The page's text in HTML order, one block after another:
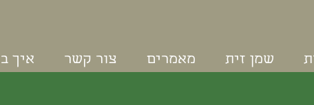
איך צור קשר מאמרים שמן זית